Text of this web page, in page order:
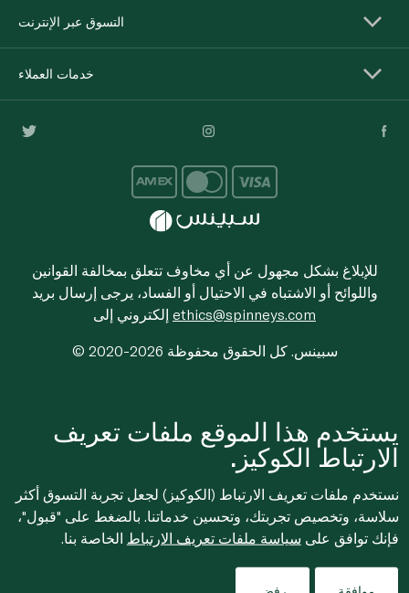
التسوق عبر الإنترنت
خدمات العملاء
للإبلاغ بشكل مجهول عن أي مخاوف تتعلق بمخالفة القوانين
واللوائح أو الاشتباه في الاحتيال أو الفساد، يرجى إرسال بريد
ethics@spinneys.com
© 2020-2026 سبينس. كل الحقوق محفوظة
يستخدم هذا الموقع ملفات تعريف
الارتباط الكوكيز.
نستخدم ملفات تعريف الارتباط (الكوكيز) لجعل تجربة التسوق أكثر
سلاسة، وتخصيص تجربتك، وتحسين خدماتنا. بالضغط على "قبول"،
فإنك توافق على سياسة ملفات تعريف الارتباط الخاصة بنا.